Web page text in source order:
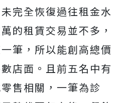
完全恢復過往租金水
的租賃交易並不多，
筆，所以能創高總價
店面。且前五名中有
售相關，一筆為診